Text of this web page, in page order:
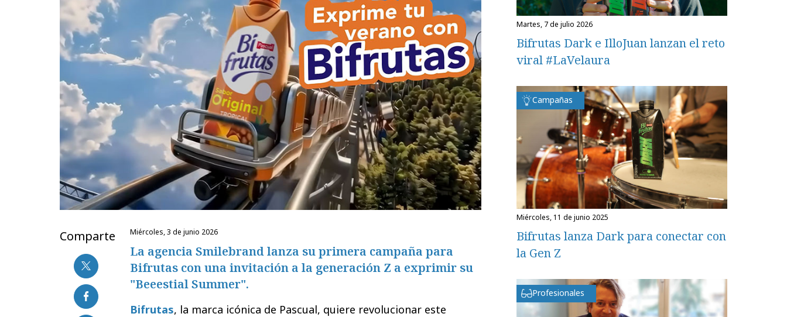
Comparte miércoles, 3 de junio 2026
La agencia Smilebrand lanza su primera campaña para
Bifrutas con una invitación a la generación Z a exprimir ​​su
"Beeestial Summer".
Bifrutas, la marca icónica de Pascual, quiere revolucionar este
martes, 7 de julio 2026
Bifrutas Dark e IlloJuan lanzan el reto
viral #LaVelaura
Campañas
miércoles, 11 de junio 2025
Bifrutas lanza Dark para conectar con
la Gen Z
Profesionales